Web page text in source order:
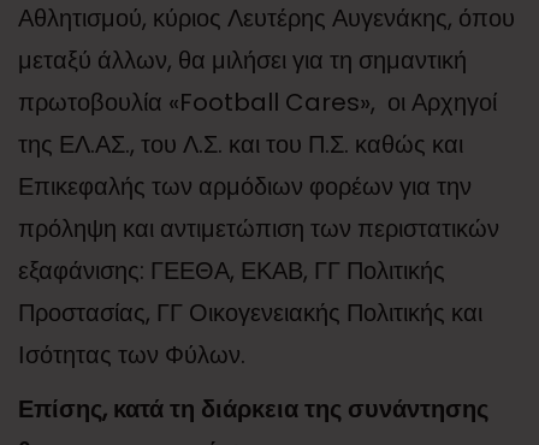
Αθλητισμού, κύριος Λευτέρης Αυγενάκης, όπου
μεταξύ άλλων, θα μιλήσει για τη σημαντική
πρωτοβουλία «Football Cares», οι Αρχηγοί
της ΕΛ.ΑΣ., του Λ.Σ. και του Π.Σ. καθώς και
Επικεφαλής των αρμόδιων φορέων για την
πρόληψη και αντιμετώπιση των περιστατικών
εξαφάνισης: ΓΕΕΘΑ, ΕΚΑΒ, ΓΓ Πολιτικής
Προστασίας, ΓΓ Οικογενειακής Πολιτικής και
Ισότητας των Φύλων.
Επίσης, κατά τη διάρκεια της συνάντησης